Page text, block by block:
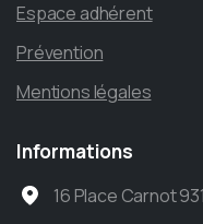
Espace adhérent
Prévention
Mentions légales
Informations
16 Place Carnot